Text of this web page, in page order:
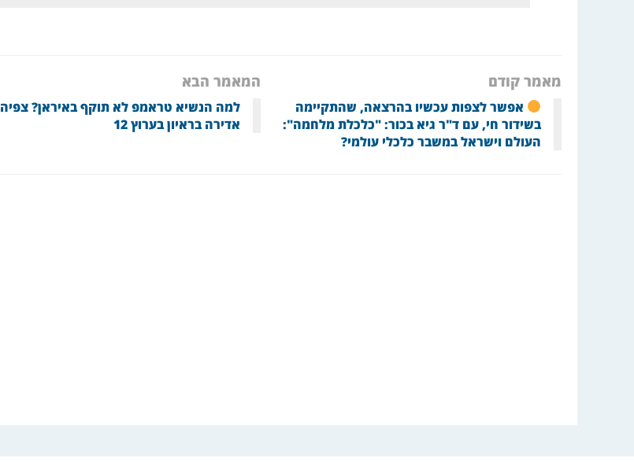
מאמר קודם
אפשר לצפות עכשיו בהרצאה, שהתקיימה
בשידור חי, עם ד"ר גיא בכור: "כלכלת מלחמה":
העולם וישראל במשבר כלכלי עולמי?
המאמר הבא
למה הנשיא טראמפ לא תוקף באיראן? צפיה
אדירה בראיון בערוץ 12